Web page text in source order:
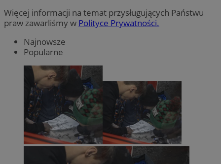
Więcej informacji na temat przysługujących Państwu
praw zawarliśmy w Polityce Prywatności.
Najnowsze
Popularne